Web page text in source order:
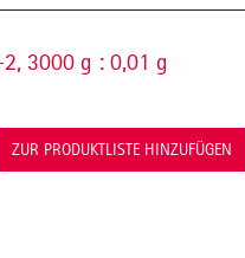
3000 g : 0,01 g
ZUR PRODUKTLISTE HINZUFÜGEN